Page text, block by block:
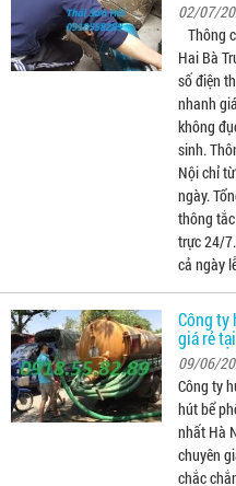
02/07/
Thông
Hai Bà
số điện
nhanh
không
sinh.
Nội chỉ
ngày.
thông
trực 24/
cả ngày
Công ty
giá rẻ
09/06/
Công ty
hút bể
nhất Hà
chuyên
chắc